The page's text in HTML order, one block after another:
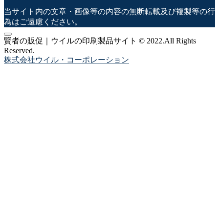
当サイト内の文章・画像等の内容の無断転載及び複製等の行
為はご遠慮ください。
賢者の販促｜ウイルの印刷製品サイト © 2022.All Rights
Reserved.
株式会社ウイル・コーポレーション